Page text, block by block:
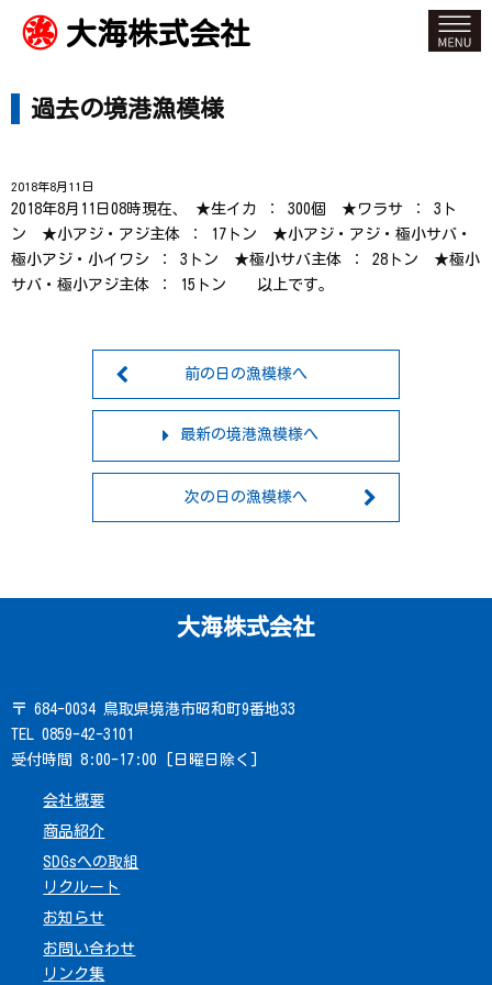
大海株式会社
過去の境港漁模様
2018年8月11日
2018年8月11日08時現在、 ★生イカ ： 300個 ★ワラサ ： 3ト
ン ★小アジ・アジ主体 ： 17トン ★小アジ・アジ・極小サバ・
極小アジ・小イワシ ： 3トン ★極小サバ主体 ： 28トン ★極小
サバ・極小アジ主体 ： 15トン 以上です。
前の日の漁模様へ
最新の境港漁模様へ
次の日の漁模様へ
大海株式会社
〒 684-0034 鳥取県境港市昭和町9番地33
TEL 0859-42-3101
受付時間 8:00-17:00 [日曜日除く]
会社概要
商品紹介
SDGsへの取組
リクルート
お知らせ
お問い合わせ
リンク集